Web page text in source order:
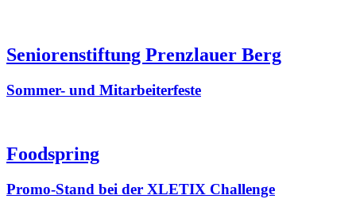
Seniorenstiftung Prenzlauer Berg
Sommer- und Mitarbeiterfeste
Foodspring
Promo-Stand bei der XLETIX Challenge